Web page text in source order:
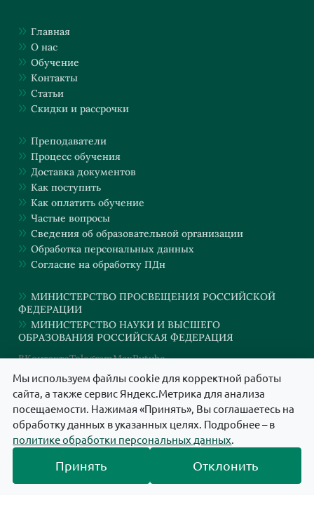
Мы используем файлы cookie для корректной работы
сайта, а также сервис Яндекс.Метрика для анализа
посещаемости. Нажимая «Принять», Вы соглашаетесь на
обработку данных в указанных целях. Подробнее – в
политике обработки персональных данных.
Принять Отклонить
Главная
О нас
Обучение
Контакты
Статьи
Скидки и рассрочки
Преподаватели
Процесс обучения
Доставка документов
Как поступить
Как оплатить обучение
Частые вопросы
Сведения об образовательной организации
Обработка персональных данных
Согласие на обработку ПДн
МИНИСТЕРСТВО ПРОСВЕЩЕНИЯ РОССИЙСКОЙ
ФЕДЕРАЦИИ
МИНИСТЕРСТВО НАУКИ И ВЫСШЕГО
ОБРАЗОВАНИЯ РОССИЙСКАЯ ФЕДЕРАЦИЯ
ВКонтактеTelegramMaxRutube
АНО ДПО "ИНСТИТУТ КИНЕЗИОЛОГИИ И ПСИХОЛОГИИ" © 2024. Все
права защищены.